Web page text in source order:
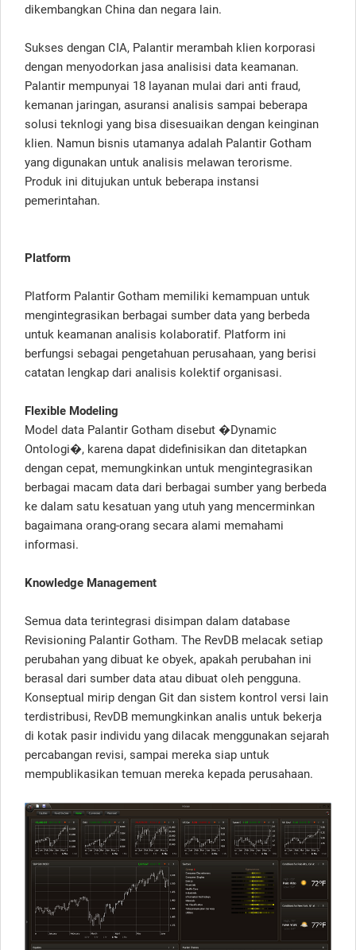
dikembangkan China dan negara lain.
Sukses dengan CIA, Palantir merambah klien korporasi
dengan menyodorkan jasa analisisi data keamanan.
Palantir mempunyai 18 layanan mulai dari anti fraud,
kemanan jaringan, asuransi analisis sampai beberapa
solusi teknlogi yang bisa disesuaikan dengan keinginan
klien. Namun bisnis utamanya adalah Palantir Gotham
yang digunakan untuk analisis melawan terorisme.
Produk ini ditujukan untuk beberapa instansi
pemerintahan.
Platform
Platform Palantir Gotham memiliki kemampuan untuk
mengintegrasikan berbagai sumber data yang berbeda
untuk keamanan analisis kolaboratif. Platform ini
berfungsi sebagai pengetahuan perusahaan, yang berisi
catatan lengkap dari analisis kolektif organisasi.
Flexible Modeling
Model data Palantir Gotham disebut �Dynamic
Ontologi�, karena dapat didefinisikan dan ditetapkan
dengan cepat, memungkinkan untuk mengintegrasikan
berbagai macam data dari berbagai sumber yang berbeda
ke dalam satu kesatuan yang utuh yang mencerminkan
bagaimana orang-orang secara alami memahami
informasi.
Knowledge Management
Semua data terintegrasi disimpan dalam database
Revisioning Palantir Gotham. The RevDB melacak setiap
perubahan yang dibuat ke obyek, apakah perubahan ini
berasal dari sumber data atau dibuat oleh pengguna.
Konseptual mirip dengan Git dan sistem kontrol versi lain
terdistribusi, RevDB memungkinkan analis untuk bekerja
di kotak pasir individu yang dilacak menggunakan sejarah
percabangan revisi, sampai mereka siap untuk
mempublikasikan temuan mereka kepada perusahaan.